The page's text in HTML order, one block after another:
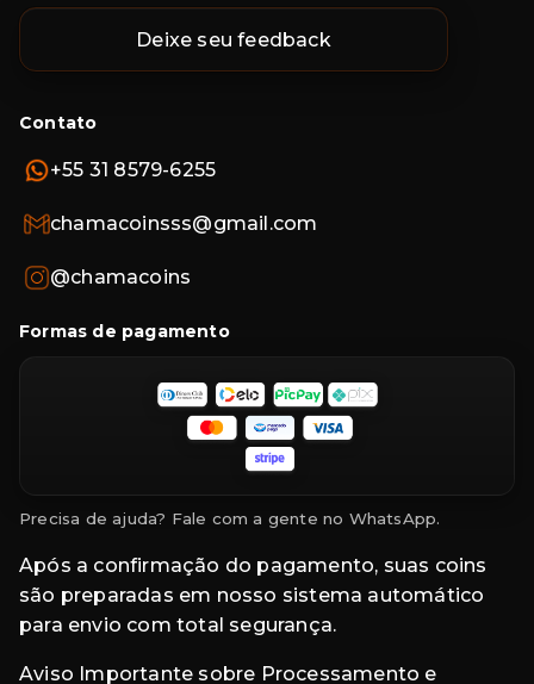
Deixe seu feedback
Contato
+55 31 8579-6255
chamacoinsss@gmail.com
@chamacoins
Formas de pagamento
Precisa de ajuda? Fale com a gente no WhatsApp.
Após a confirmação do pagamento, suas coins
são preparadas em nosso sistema automático
para envio com total segurança.
Aviso Importante sobre Processamento e